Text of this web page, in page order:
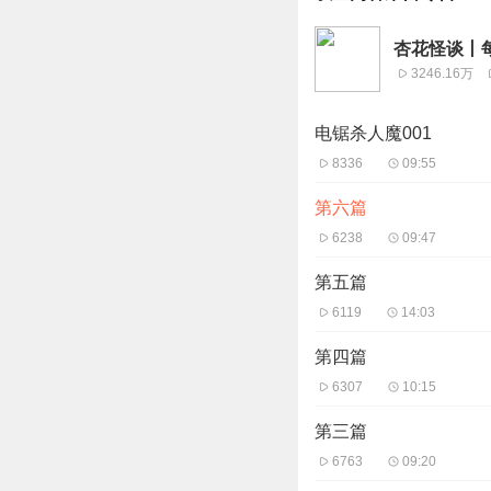
杏花怪谈丨
3246.16万
电锯杀人魔001
8336 09:55
第六篇
6238 09:47
第五篇
6119 14:03
第四篇
6307 10:15
第三篇
6763 09:20